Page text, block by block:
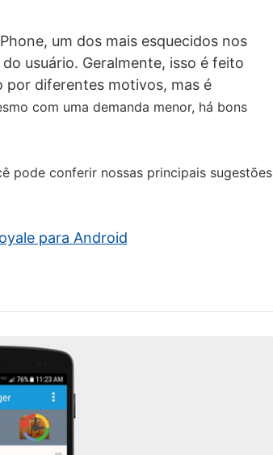
um dos mais esquecidos nos
usuário. Geralmente, isso é feito
por diferentes motivos, mas é
com uma demanda menor, há bons
pode conferir nossas principais sugestões
para Android